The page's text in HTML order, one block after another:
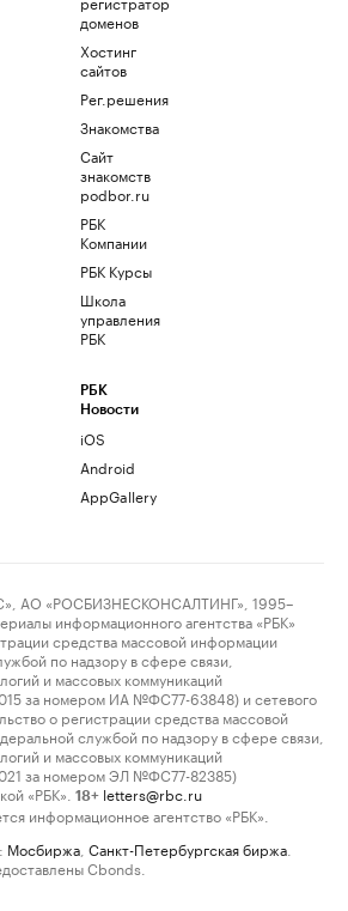
доменов
Хостинг
сайтов
Рег.решения
Знакомства
Сайт
знакомств
podbor.ru
РБК
Компании
РБК Курсы
Школа
управления
РБК
РБК
Новости
iOS
Android
AppGallery
АО «РОСБИЗНЕСКОНСАЛТИНГ», 1995–
информационного агентства «РБК»
средства массовой информации
по надзору в сфере связи,
и массовых коммуникаций
за номером ИА №ФС77-63848) и сетевого
о регистрации средства массовой
службой по надзору в сфере связи,
и массовых коммуникаций
за номером ЭЛ №ФС77-82385)
«РБК».
18+ letters@rbc.ru
информационное агентство «РБК».
Мосбиржа Санкт-Петербургская биржа
Cbonds.